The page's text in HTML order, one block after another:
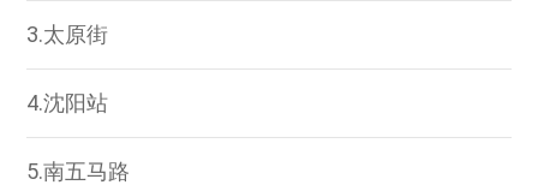
3.太原街
4.沈阳站
5.南五马路